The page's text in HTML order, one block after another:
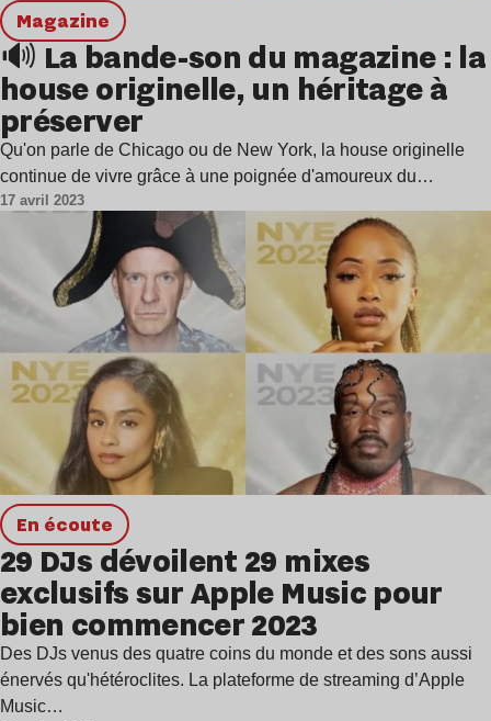
magazine
🔊 La bande-son du magazine : la
house originelle, un héritage à
préserver
Qu'on parle de Chicago ou de New York, la house originelle
continue de vivre grâce à une poignée d'amoureux du…
17 avril 2023
en écoute
29 DJs dévoilent 29 mixes
exclusifs sur Apple Music pour
bien commencer 2023
Des DJs venus des quatre coins du monde et des sons aussi
énervés qu'hétéroclites. La plateforme de streaming d’Apple
Music…